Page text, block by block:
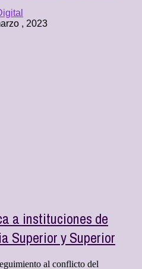
, 2023
a instituciones de
Superior y Superior
al conflicto del